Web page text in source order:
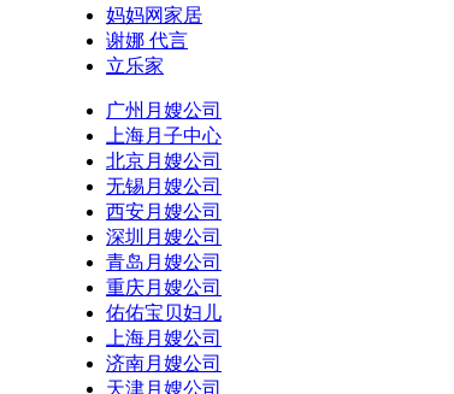
妈妈网家居
谢娜 代言
立乐家
广州月嫂公司
上海月子中心
北京月嫂公司
无锡月嫂公司
西安月嫂公司
深圳月嫂公司
青岛月嫂公司
重庆月嫂公司
佑佑宝贝妇儿
上海月嫂公司
济南月嫂公司
天津月嫂公司